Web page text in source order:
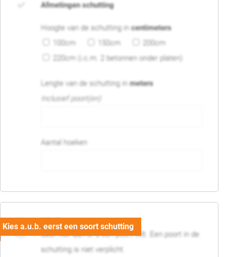
Afmetingen schutting
Hoogte van de schutting incentimeters
100cm
150cm
200cm
220cm (i.c.m. 2 betonnen onder platen)
Lengte van de schutting inmeters
Inclusief poort(en)
Aantal hoeken
05. Poort
Geef hier aan of u een poort wilt. Een poort in de
schutting is niet verplicht.